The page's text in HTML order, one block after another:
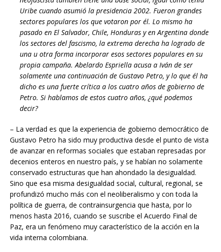
Uribe cuando asumió la presidencia 2002. Fueron grandes
sectores populares los que votaron por él. Lo mismo ha
pasado en El Salvador, Chile, Honduras y en Argentina donde
los sectores del fascismo, la extrema derecha ha logrado de
una u otra forma incorporar esos sectores populares en su
propia campaña. Abelardo Espriella acusa a Iván de ser
solamente una continuación de Gustavo Petro, y lo que él ha
dicho es una fuerte crítica a los cuatro años de gobierno de
Petro. Si hablamos de estos cuatro años, ¿qué podemos
decir?
– La verdad es que la experiencia de gobierno democrático de
Gustavo Petro ha sido muy productiva desde el punto de vista
de avanzar en reformas sociales que estaban represadas por
decenios enteros en nuestro país, y se habían no solamente
conservado estructuras que han ahondado la desigualdad.
Sino que esa misma desigualdad social, cultural, regional, se
profundizó mucho más con el neoliberalismo y con toda la
política de guerra, de contrainsurgencia que hasta, por lo
menos hasta 2016, cuando se suscribe el Acuerdo Final de
Paz, era un fenómeno muy característico de la acción en la
vida interna colombiana.